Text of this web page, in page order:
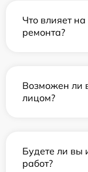
Что влияет
ремонта?
Возможен ли
лицом?
Будете ли вы
работ?